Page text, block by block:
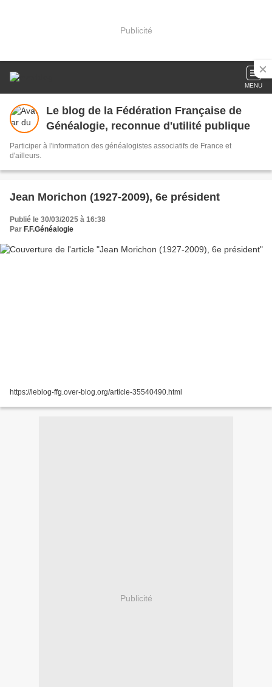
Publicité
MENU
Le blog de la Fédération Française de
Généalogie, reconnue d'utilité publique
Participer à l'information des généalogistes associatifs de France et
d'ailleurs.
Jean Morichon (1927-2009), 6e président
Publié le 30/03/2025 à 16:38
Par F.F.Généalogie
https://leblog-ffg.over-blog.org/article-35540490.html
Publicité